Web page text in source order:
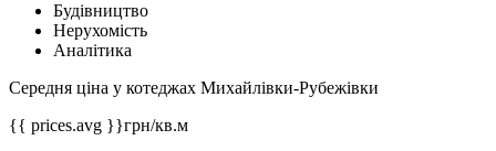
Будівництво
Нерухомість
Аналітика
Середня ціна у котеджах Михайлівки-Рубежівки
{{ prices.avg }}грн/кв.м